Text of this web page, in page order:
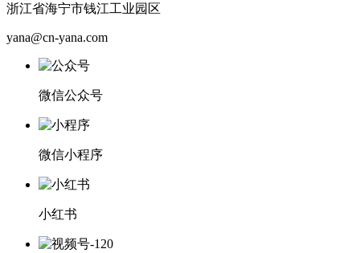
浙江省海宁市钱江工业园区
yana@cn-yana.com
微信公众号
微信小程序
小红书